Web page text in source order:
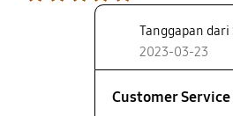
Tanggapan dari
2023-03-23
Customer Service